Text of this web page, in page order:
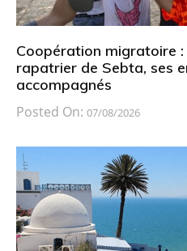
Coopération migratoire
rapatrier de Sebta, ses
accompagnés
Posted On: 07/08/2026